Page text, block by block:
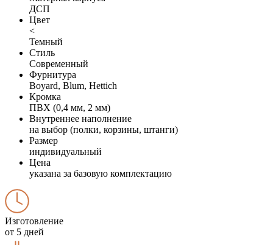
ДСП
Цвет
<
Темный
Стиль
Современный
Фурнитура
Boyard, Blum, Hettich
Кромка
ПВХ (0,4 мм, 2 мм)
Внутреннее наполнение
на выбор (полки, корзины, штанги)
Размер
индивидуальный
Цена
указана за базовую комплектацию
Изготовление
от 5 дней